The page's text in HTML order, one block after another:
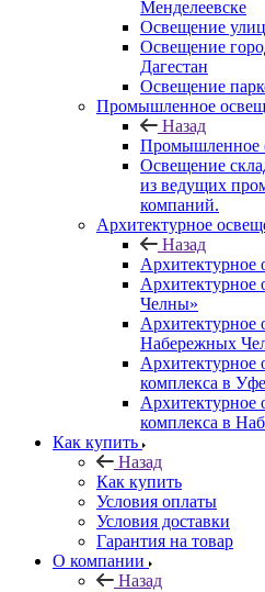
Менделеевске
Освещение
Освещение
Дагестан
Освещение
Промышленное
Назад
Промышленное
Освещение
из ведущих
компаний.
Архитектурное
Назад
Архитектурное
Челны»
Набережных
Архитектурное
комплекса в Уфе
Архитектурное
комплекса в
Как купить
Назад
Как купить
Условия оплаты
Условия доставки
Гарантия на товар
О компании
Назад